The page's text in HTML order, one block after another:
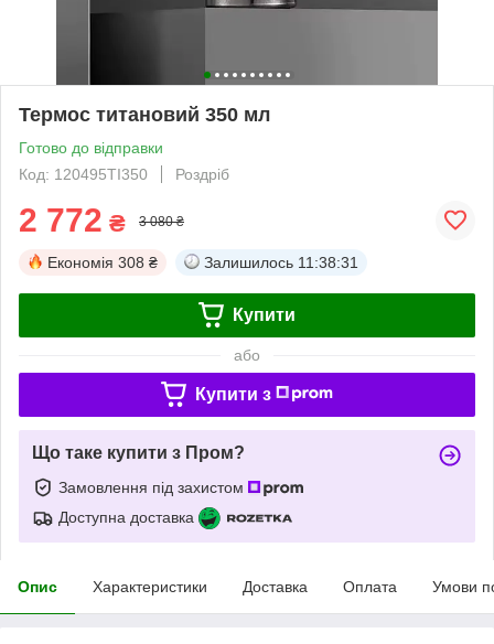
Термос титановий 350 мл
Готово до відправки
Код: 120495TI350
Роздріб
2 772 ₴ 3 080 ₴
Економія 308 ₴ Залишилось 11:38:31
Купити
або
Купити з
Що таке купити з Пром?
Замовлення під захистом
Доступна доставка
Опис Характеристики Доставка Оплата Умови